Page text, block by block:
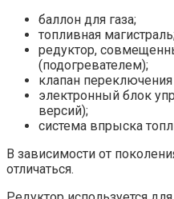
баллон для газа;
топливная
редуктор,
(подогревателем);
клапан переключения
электронный блок
версий);
система впрыска
В зависимости от
отличаться.